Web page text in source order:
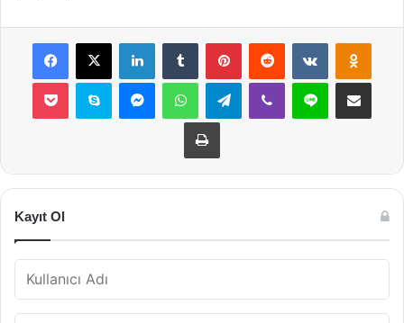
Facebook
X LinkedInTumblr PinterestReddit VKontakte
Pocket Skype MessengerWhatsAppTelegramViber Line E-Posta ile
Yazdır
Kayıt Ol